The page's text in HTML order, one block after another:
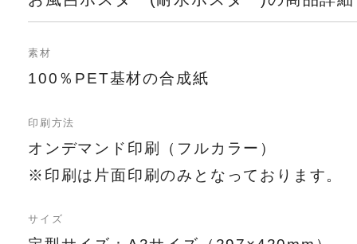
素材
100％PET基材の合成紙
印刷方法
オンデマンド印刷（フルカラー）
※印刷は片面印刷のみとなっております。
サイズ